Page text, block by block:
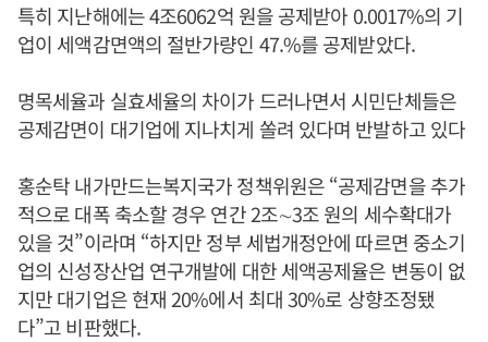
특히 지난해에는 4조6062억 원을 공제받아 0.0017%의 기
업이 세액감면액의 절반가량인 47.%를 공제받았다.
명목세율과 실효세율의 차이가 드러나면서 시민단체들은
공제감면이 대기업에 지나치게 쏠려 있다며 반발하고 있다
홍순탁 내가만드는복지국가 정책위원은 “공제감면을 추가
적으로 대폭 축소할 경우 연간 2조∼3조 원의 세수확대가
있을 것”이라며 “하지만 정부 세법개정안에 따르면 중소기
업의 신성장산업 연구개발에 대한 세액공제율은 변동이 없
지만 대기업은 현재 20%에서 최대 30%로 상향조정됐
다”고 비판했다.